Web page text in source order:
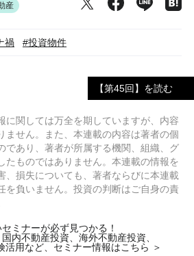
産
禍 #投資物件
【第45回】を読む
に関しては万全を期していますが、内容
ません。また、本連載の内容は著者の個
であり、著者が所属する機関、組織、グ
たものではありません。本連載の情報を
、損失についても、著者ならびに本連載
を負いません。投資の判断はご自身の責
ミナーが必ず見つかる！
内不動産投資、海外不動産投資、
活用など、セミナー情報はこちら ＞